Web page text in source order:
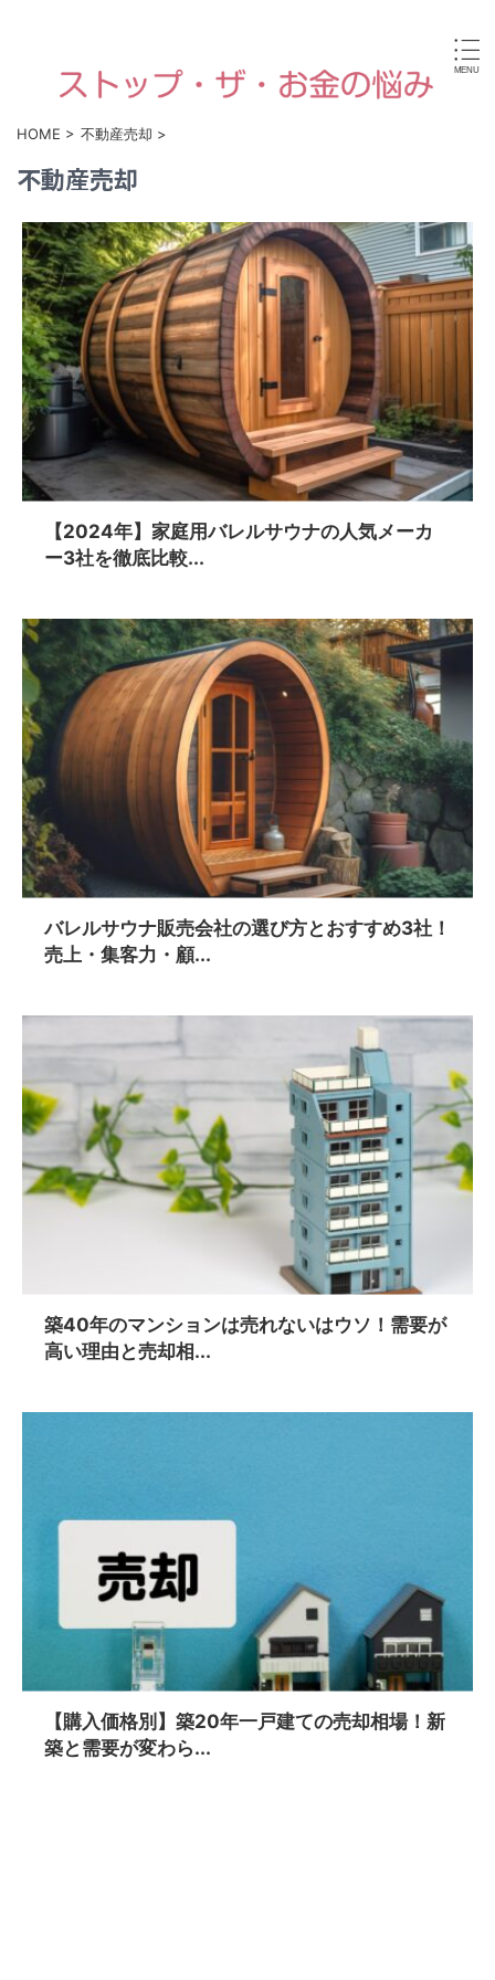
HOME > 不動産売却 >
不動産売却
【2024年】家庭用バレルサウナの人気メーカ
ー3社を徹底比較...
バレルサウナ販売会社の選び方とおすすめ3社！
売上・集客力・顧...
築40年のマンションは売れないはウソ！需要が
高い理由と売却相...
【購入価格別】築20年一戸建ての売却相場！新
築と需要が変わら...